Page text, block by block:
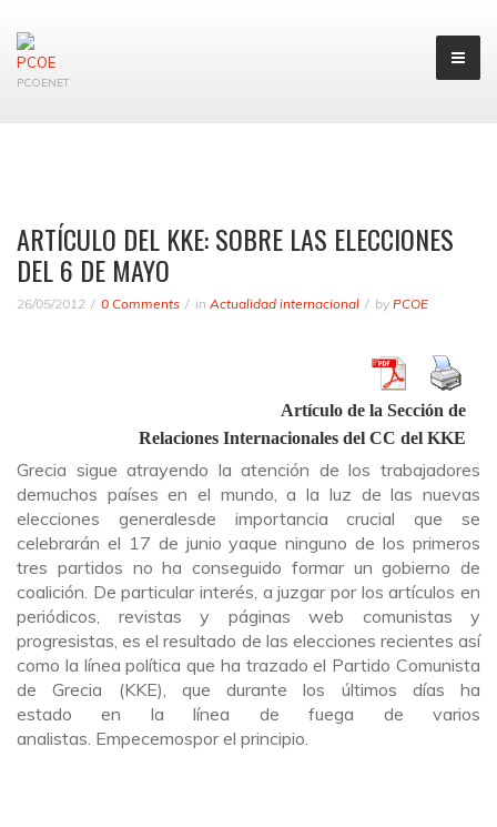
PCOENET
ARTÍCULO DEL KKE: SOBRE LAS ELECCIONES
DEL 6 DE MAYO
26/05/2012 0 Comments in Actualidad internacional by PCOE
Artículo de la Sección de
Relaciones Internacionales del CC del KKE
Grecia sigue atrayendo la atención de los trabajadores
demuchos países en el mundo, a la luz de las nuevas
elecciones generalesde importancia crucial que se
celebrarán el 17 de junio yaque ninguno de los primeros
tres partidos no ha conseguido formar un gobierno de
coalición. De particular interés, a juzgar por los artículos en
periódicos, revistas y páginas web comunistas y
progresistas, es el resultado de las elecciones recientes así
como la línea política que ha trazado el Partido Comunista
de Grecia (KKE), que durante los últimos días ha
estado en la línea de fuega de varios
analistas. Empecemospor el principio.